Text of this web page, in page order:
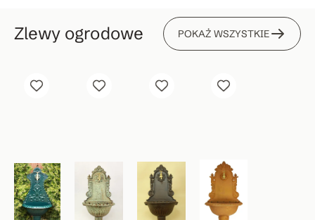
Zlewy ogrodowe POKAŻ WSZYSTKIE